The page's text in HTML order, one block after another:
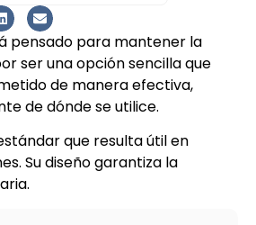
pensado para mantener la
ser una opción sencilla que
de manera efectiva,
de dónde se utilice.
que resulta útil en
Su diseño garantiza la